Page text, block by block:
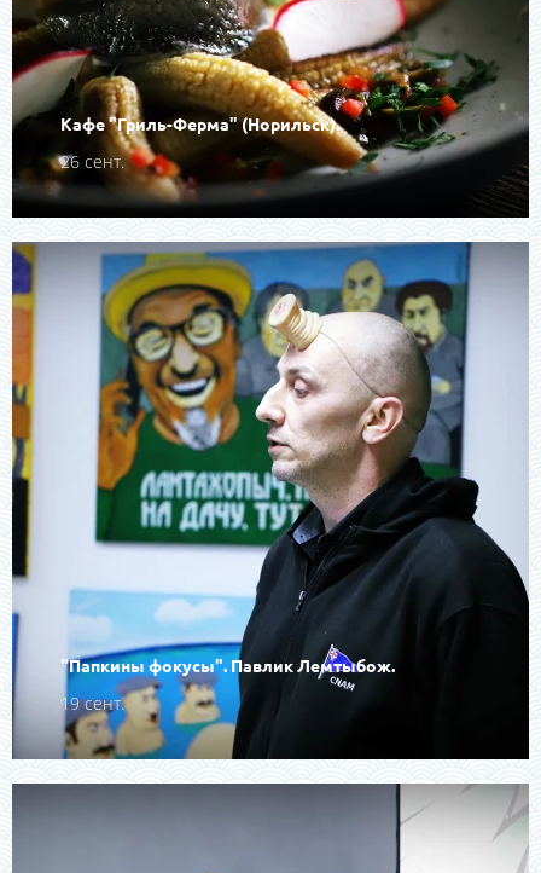
Кафе "Гриль-Ферма" (Норильск).
26 сент.
"Папкины фокусы". Павлик Лемтыбож.
19 сент.